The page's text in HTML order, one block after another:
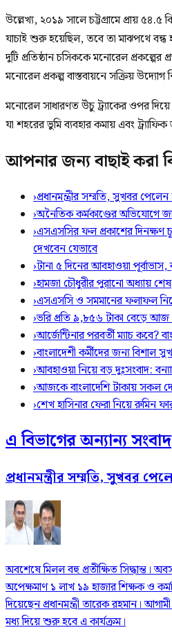
উল্লেখ্য, ২০১৯ সালে চট্টগ্রামে প্রায় ৫৪.৫
যাচাই শুরু হয়েছিল, তবে তা মাঝপথে বন্ধ
দুটি প্রতিষ্ঠান চসিককে মনোরেল
মনোরেল প্রকল্প বাস্তবায়নে সক্রিয় উদ্যোগ
মনোরেল সাধারণত উঁচু ট্র্যাকের ওপর
যা শহরের ভুমি ব্যবহার কমায় এবং
আপনার জন্য বাছাই করা
›প্রধানমন্ত্রীর সম্মতি, সুখবর
›অনৈতিক কর্মকাণ্ডের অভিযোগে
›এসএসসির ফল প্রকাশের দিনক্ষণ
দেখবেন যেভাবে
›টানা ৫ দিনের আবহাওয়া পূর্বাভাস,
›হামজা চৌধুরীর পুরানো অধ্যায়
›এসএসসি ও সমমানের ফলাফল
›ভরি প্রতি ৯,৮৫৬ টাকা বেড়ে আজ
›আর্জেন্টিনার পরবর্তী ম্যাচ কবে?
›বাংলাদেশী কর্মীদের জন্য বিশাল
›আবহাওয়া নিয়ে বড় দুঃসংবাদ:
›আজকে বাংলাদেশি টাকায় সকল
›শেখ হাসিনার ফেরা নিয়ে রুমিন
এ বিভাগের অন্যান্য সংবাদ
প্রধানমন্ত্রীর সম্মতি, সুখবর
অবশেষে মিলল বহু প্রতীক্ষিত সিদ্ধান্ত।
অপেক্ষমাণ ১ লাখ ১৯ হাজার শিক্ষক ও
দিয়েছেন প্রধানমন্ত্রী তারেক রহমান।
মধ্য দিয়ে শুরু হবে এ কার্যক্রম।